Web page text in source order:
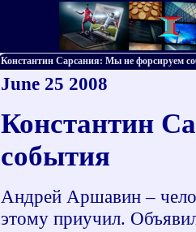
Константин Сарсания: Мы не форсируем
June 25 2008
Константин
события
Андрей Аршавин –
этому приучил.